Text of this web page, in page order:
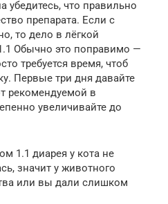
убедитесь, что правильно
препарата. Если с
то дело в лёгкой
Обычно это поправимо —
требуется время, чтоб
Первые три дня давайте
рекомендуемой в
увеличивайте до
1.1 диарея у кота не
значит у животного
или вы дали слишком